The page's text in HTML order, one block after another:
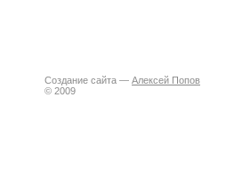
Создание сайта — Алексей Попов
© 2009